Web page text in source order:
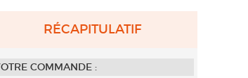
RÉCAPITULATIF
COMMANDE :